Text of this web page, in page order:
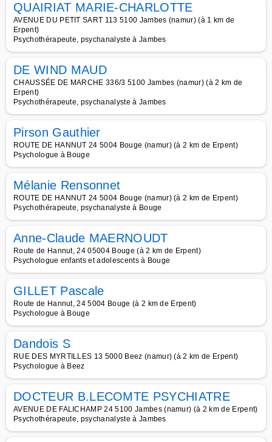
QUAIRIAT MARIE-CHARLOTTE
AVENUE DU PETIT SART 113 5100 Jambes (namur) (à 1 km de
Erpent)
Psychothérapeute, psychanalyste à Jambes
DE WIND MAUD
CHAUSSÉE DE MARCHE 336/3 5100 Jambes (namur) (à 2 km de
Erpent)
Psychothérapeute, psychanalyste à Jambes
Pirson Gauthier
ROUTE DE HANNUT 24 5004 Bouge (namur) (à 2 km de Erpent)
Psychologue à Bouge
Mélanie Rensonnet
ROUTE DE HANNUT 24 5004 Bouge (namur) (à 2 km de Erpent)
Psychothérapeute, psychanalyste à Bouge
Anne-Claude MAERNOUDT
Route de Hannut, 24 05004 Bouge (à 2 km de Erpent)
Psychologue enfants et adolescents à Bouge
GILLET Pascale
Route de Hannut, 24 5004 Bouge (à 2 km de Erpent)
Psychologue à Bouge
Dandois S
RUE DES MYRTILLES 13 5000 Beez (namur) (à 2 km de Erpent)
Psychologue à Beez
DOCTEUR B.LECOMTE PSYCHIATRE
AVENUE DE FALICHAMP 24 5100 Jambes (namur) (à 2 km de Erpent)
Psychothérapeute, psychanalyste à Jambes